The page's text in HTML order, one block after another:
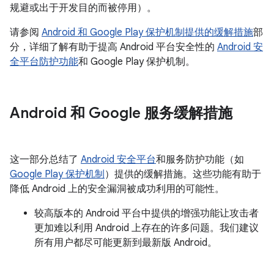
规避或出于开发目的而被停用）。
请参阅 Android 和 Google Play 保护机制提供的缓解措施部
分，详细了解有助于提高 Android 平台安全性的 Android 安
全平台防护功能和 Google Play 保护机制。
Android 和 Google 服务缓解措施
这一部分总结了 Android 安全平台和服务防护功能（如
Google Play 保护机制 ）提供的缓解措施。这些功能有助于
降低 Android 上的安全漏洞被成功利用的可能性。
较高版本的 Android 平台中提供的增强功能让攻击者
更加难以利用 Android 上存在的许多问题。我们建议
所有用户都尽可能更新到最新版 Android。